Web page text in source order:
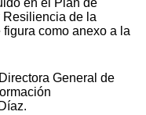
Resiliencia de la
como anexo a la
General de